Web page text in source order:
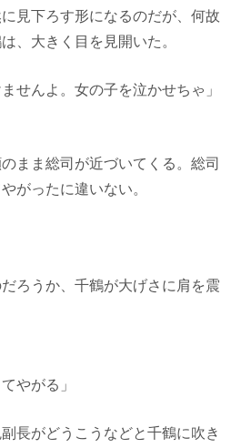
見下ろす形になるのだが、何故
、大きく目を見開いた。
せんよ。女の子を泣かせちゃ」
まま総司が近づいてくる。総司
がったに違いない。
ろうか、千鶴が大げさに肩を震
やがる」
長がどうこうなどと千鶴に吹き